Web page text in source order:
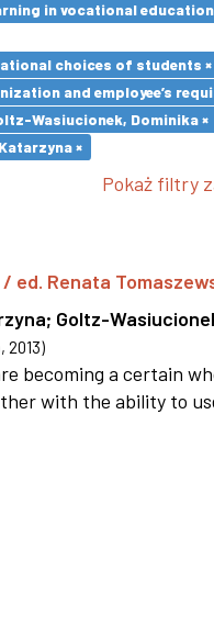
in vocational education
choices of students ×
and employee’s
Wasiucionek, Dominika ×
×
Pokaż filtry
ed. Renata
; Goltz-
, 2013)
becoming a certain
with the ability to